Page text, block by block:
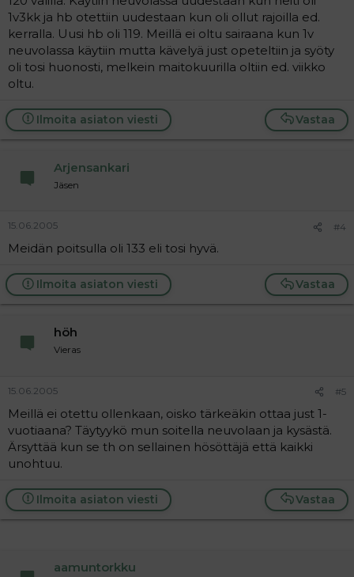
1v3kk ja hb otettiin uudestaan kun oli ollut rajoilla ed.
kerralla. Uusi hb oli 119. Meillä ei oltu sairaana kun 1v
neuvolassa käytiin mutta kävelyä just opeteltiin ja syöty
oli tosi huonosti, melkein maitokuurilla oltiin ed. viikko
oltu.
Vastaa
Ilmoita asiaton viesti
Arjensankari
Jäsen
15.06.2005 #4
Meidän poitsulla oli 133 eli tosi hyvä.
Vastaa
Ilmoita asiaton viesti
höh
Vieras
15.06.2005 #5
Meillä ei otettu ollenkaan, oisko tärkeäkin ottaa just 1-
vuotiaana? Täytyykö mun soitella neuvolaan ja kysästä.
Ärsyttää kun se th on sellainen hösöttäjä että kaikki
unohtuu.
Vastaa
Ilmoita asiaton viesti
aamuntorkku